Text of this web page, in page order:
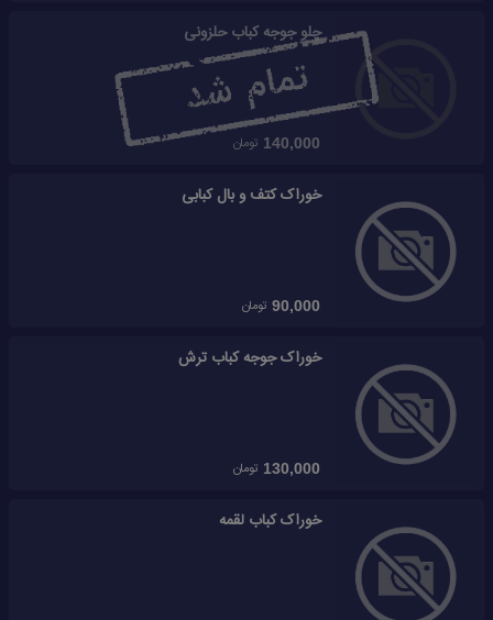
چلو جوجه کباب حلزونی
140,000 تومان
خوراک کتف و بال کبابی
90,000 تومان
خوراک جوجه کباب ترش
130,000 تومان
خوراک کباب لقمه